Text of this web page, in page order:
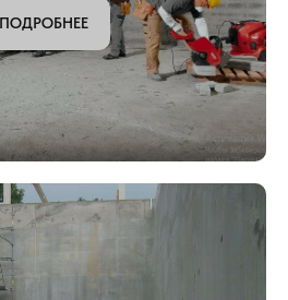
ПОДРОБНЕЕ